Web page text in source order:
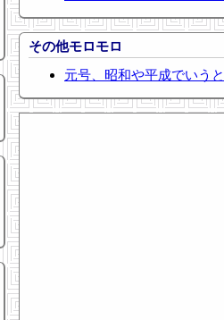
その他モロモロ
元号、昭和や平成でいう